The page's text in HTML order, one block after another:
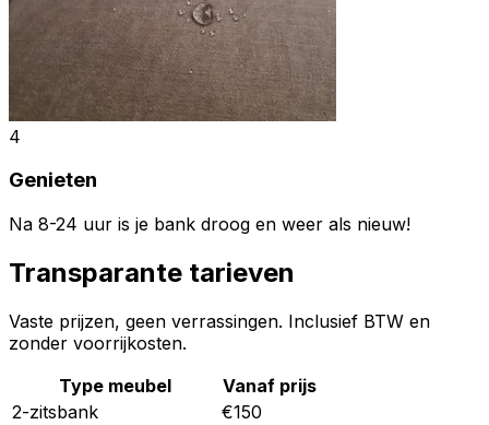
4
Genieten
Na 8-24 uur is je bank droog en weer als nieuw!
Transparante tarieven
Vaste prijzen, geen verrassingen. Inclusief BTW en
zonder voorrijkosten.
Type meubel
Vanaf prijs
2-zitsbank
€150